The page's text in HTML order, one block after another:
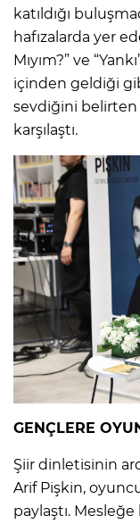
katıldığı
hafızalarda yer
Mıyım?” ve
içinden geldiği
sevdiğini belirten
karşılaştı.
GENÇLERE
Şiir dinletisinin
Arif Pişkin,
paylaştı.